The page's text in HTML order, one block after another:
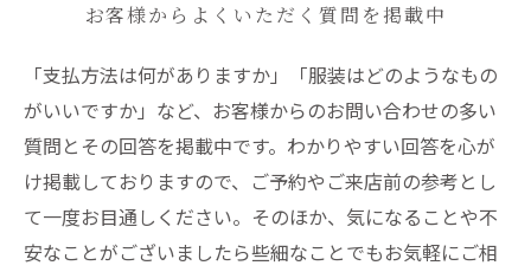
お客様からよくいただく質問を掲載中
「支払方法は何がありますか」「服装はどのようなもの
がいいですか」など、お客様からのお問い合わせの多い
質問とその回答を掲載中です。わかりやすい回答を心が
け掲載しておりますので、ご予約やご来店前の参考とし
て一度お目通しください。そのほか、気になることや不
安なことがございましたら些細なことでもお気軽にご相